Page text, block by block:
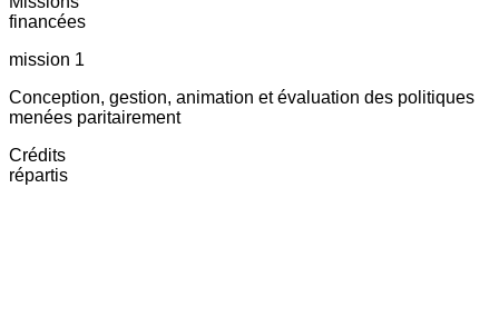
financées
mission 1
Conception, gestion, animation et évaluation des politiques
menées paritairement
Crédits
répartis